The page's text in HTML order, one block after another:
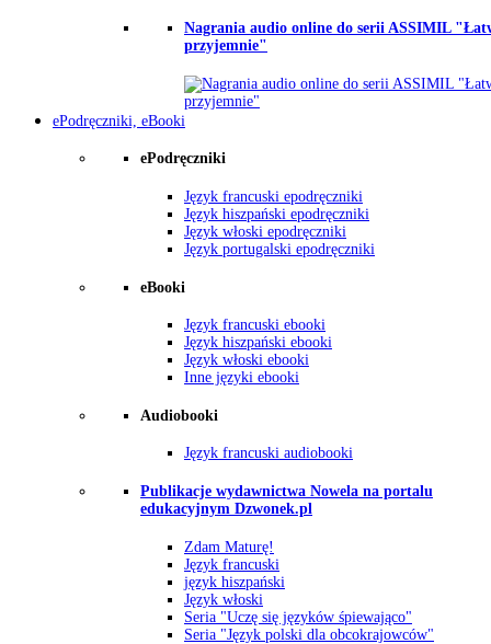
Nagrania audio online do serii ASSIMIL
przyjemnie"
ePodręczniki, eBooki
ePodręczniki
Język francuski epodręczniki
Język hiszpański epodręczniki
Język włoski epodręczniki
Język portugalski epodręczniki
eBooki
Język francuski ebooki
Język hiszpański ebooki
Język włoski ebooki
Inne języki ebooki
Audiobooki
Język francuski audiobooki
Publikacje wydawnictwa Nowela na portalu
edukacyjnym Dzwonek.pl
Zdam Maturę!
Język francuski
język hiszpański
Język włoski
Seria "Uczę się języków śpiewająco"
Seria "Język polski dla obcokrajowców"